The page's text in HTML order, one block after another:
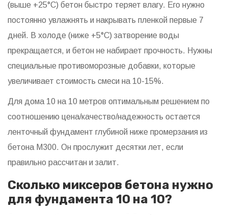
(выше +25°C) бетон быстро теряет влагу. Его нужно
постоянно увлажнять и накрывать пленкой первые 7
дней. В холоде (ниже +5°C) затворение воды
прекращается, и бетон не набирает прочность. Нужны
специальные противоморозные добавки, которые
увеличивает стоимость смеси на 10-15%.
Для дома 10 на 10 метров оптимальным решением по
соотношению цена/качество/надежность остается
ленточный фундамент глубиной ниже промерзания из
бетона M300. Он прослужит десятки лет, если
правильно рассчитан и залит.
Сколько миксеров бетона нужно
для фундамента 10 на 10?